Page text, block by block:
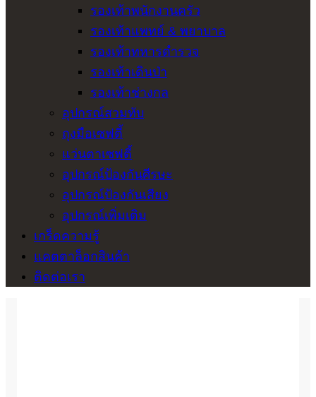
รองเท้าพนักงานครัว
รองเท้าแพทย์ & พยาบาล
รองเท้าทหารตำรวจ
รองเท้าเดินป่า
รองเท้าช่างกล
อุปกรณ์สวมทับ
ถุงมือเซฟตี้
แว่นตาเซฟตี้
อุปกรณ์ป้องกันศีรษะ
อุปกรณ์ป้องกันเสียง
อุปกรณ์เพิ่มเติม
เกร็ดความรู้
แคตตาล็อกสินค้า
ติดต่อเรา